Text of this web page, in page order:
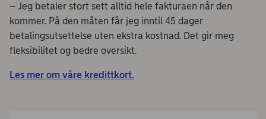
– Jeg betaler stort sett alltid hele fakturaen når den
kommer. På den måten får jeg inntil 45 dager
betalingsutsettelse uten ekstra kostnad. Det gir meg
fleksibilitet og bedre oversikt.
Les mer om våre kredittkort.